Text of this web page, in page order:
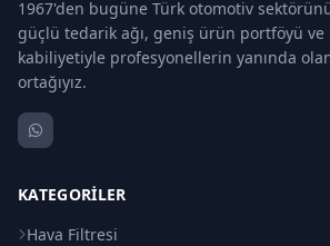
1967'den bugüne Türk otomotiv
güçlü tedarik ağı, geniş ürün portföyü ve
kabiliyetiyle profesyonellerin yanında
ortağıyız.
KATEGORILER
Hava Filtresi